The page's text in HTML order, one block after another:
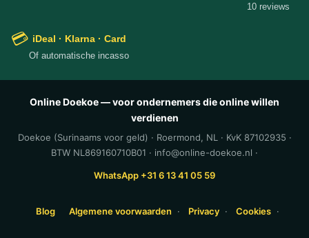
10 reviews
💳 iDeal · Klarna · Card
Of automatische incasso
Online Doekoe — voor ondernemers die online willen
verdienen
Doekoe (Surinaams voor geld) · Roermond, NL · KvK 87102935 ·
BTW NL869160710B01 · info@online-doekoe.nl ·
WhatsApp +31 6 13 41 05 59
Blog Algemene voorwaarden · Privacy · Cookies ·